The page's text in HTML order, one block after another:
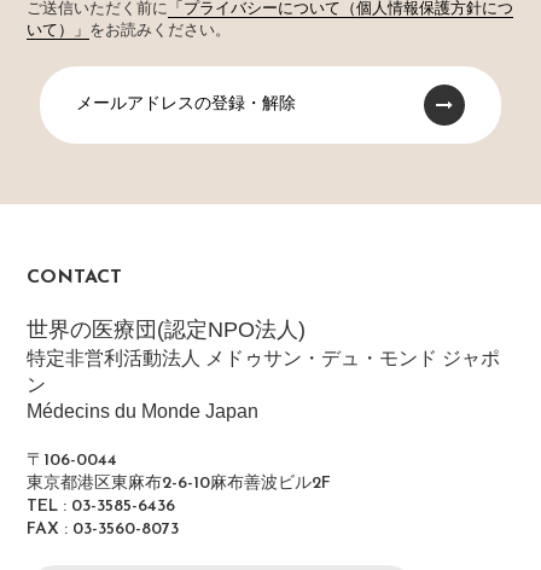
ご送信いただく前に
「プライバシーについて（個人情報保護方針につ
いて）」 をお読みください。
メールアドレスの登録・解除
CONTACT
世界の医療団(認定NPO法人)
特定非営利活動法人 メドゥサン・デュ・モンド ジャポ
ン
Médecins du Monde Japan
〒106-0044
東京都港区東麻布2-6-10麻布善波ビル2F
TEL : 03-3585-6436
FAX : 03-3560-8073